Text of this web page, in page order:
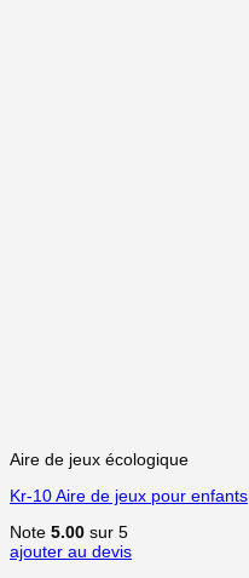
Aire de jeux écologique
Kr-10 Aire de jeux pour enfants
Note 5.00 sur 5
ajouter au devis